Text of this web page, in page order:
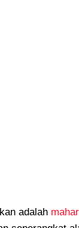
adalah mahar